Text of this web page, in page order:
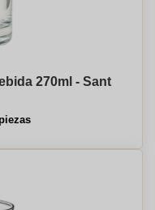
270ml - Sant